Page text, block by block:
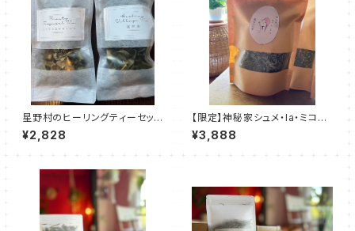
星野村のヒーリングティーセット
｜枇杷茶＆ドクダミ×カモミール
（限定4セット）
¥2,828
【限定】神秘家シュメ・la・ミコの
魔法のお茶
¥3,888